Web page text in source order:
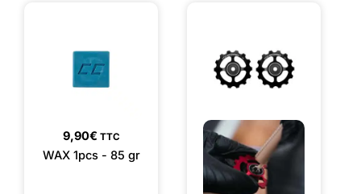
9,90€ TTC
WAX 1pcs - 85 gr